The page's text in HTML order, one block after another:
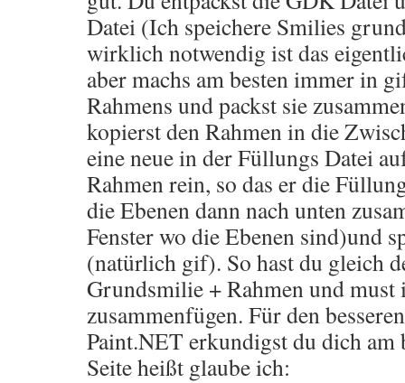
Datei (Ich speichere Smilies
wirklich notwendig ist das
aber machs am besten immer in
Rahmens und packst sie
kopierst den Rahmen in die
eine neue in der Füllungs Datei
Rahmen rein, so das er die
die Ebenen dann nach unten
Fenster wo die Ebenen sind)und
(natürlich gif). So hast du gleich
Grundsmilie + Rahmen und must
zusammenfügen. Für den
Paint.NET erkundigst du dich am
Seite heißt glaube ich: